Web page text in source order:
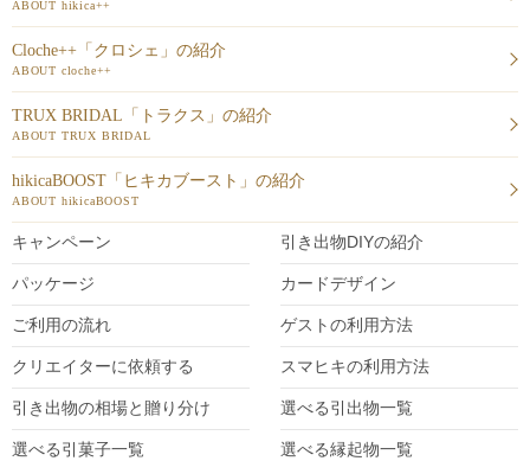
ABOUT hikica++
Cloche++「クロシェ」の紹介
ABOUT cloche++
TRUX BRIDAL「トラクス」の紹介
ABOUT TRUX BRIDAL
hikicaBOOST「ヒキカブースト」の紹介
ABOUT hikicaBOOST
キャンペーン 引き出物DIYの紹介
パッケージ カードデザイン
ご利用の流れ ゲストの利用方法
クリエイターに依頼する スマヒキの利用方法
引き出物の相場と贈り分け 選べる引出物一覧
選べる引菓子一覧 選べる縁起物一覧